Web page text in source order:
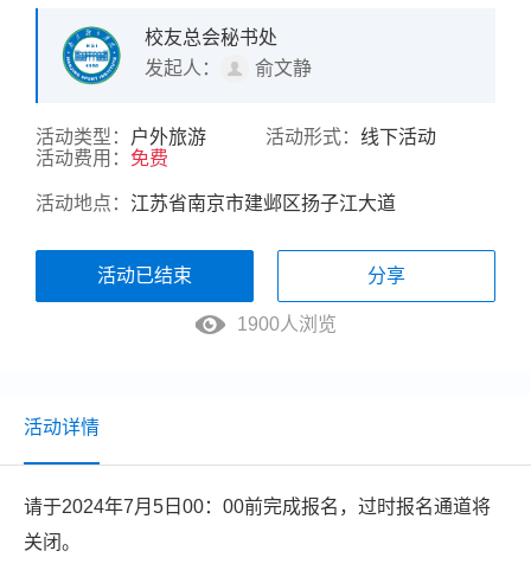
校友总会秘书处
发起人：
俞文静
活动类型： 户外旅游 活动形式： 线下活动
活动费用： 免费
活动地点： 江苏省南京市建邺区扬子江大道
活动已结束 分享
1900人浏览
活动详情
请于2024年7月5日00：00前完成报名，过时报名通道将
关闭。